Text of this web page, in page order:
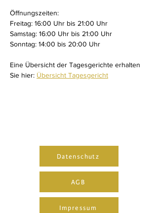
Öffnungszeiten:
Freitag: 16:00 Uhr bis 21:00 Uhr
Samstag: 16:00 Uhr bis 21:00 Uhr
Sonntag: 14:00 bis 20:00 Uhr
Eine Übersicht der Tagesgerichte erhalten
Sie hier: Übersicht Tagesgericht
Datenschutz
AGB
Impressum